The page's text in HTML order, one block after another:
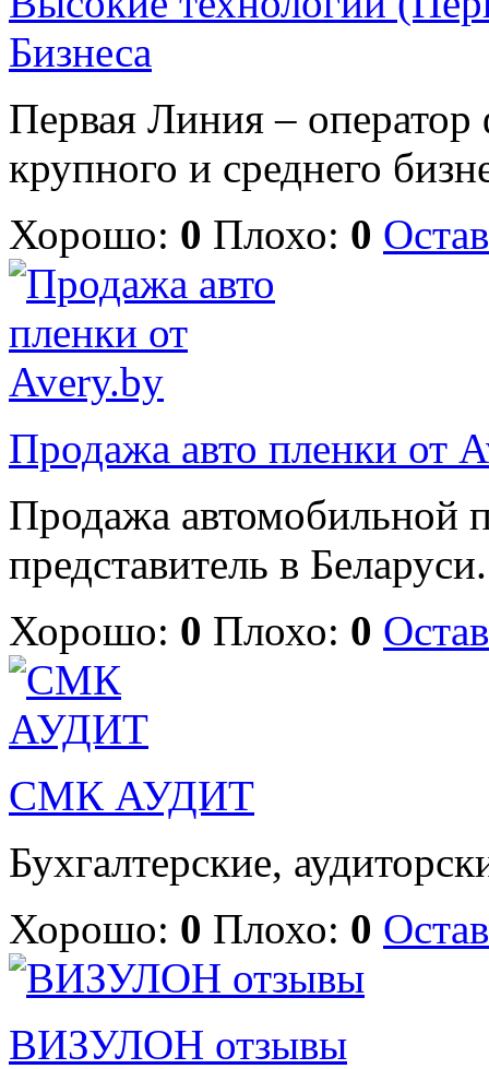
Бизнеса
Первая Линия – оператор
крупного и среднего
Хорошо: 0 Плохо: 0
Продажа авто пленки от
Продажа автомобильной
представитель в
Хорошо: 0 Плохо: 0
СМК АУДИТ
Бухгалтерские,
Хорошо: 0 Плохо: 0
ВИЗУЛОН отзывы